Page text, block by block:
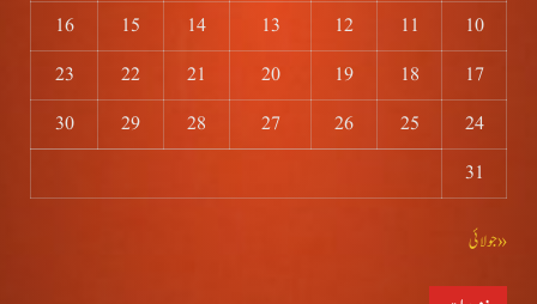
10
11
12
13
14
15
16
17
18
19
20
21
22
23
24
25
26
27
28
29
30
31
« جولائی